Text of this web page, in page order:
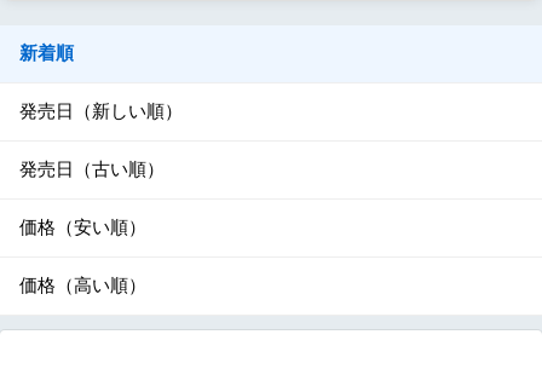
新着順
発売日（新しい順）
発売日（古い順）
価格（安い順）
価格（高い順）